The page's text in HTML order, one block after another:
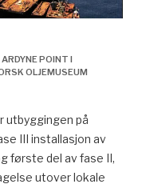
POINT I
OLJEMUSEUM
utbyggingen på
III installasjon av
første del av fase II,
utover lokale